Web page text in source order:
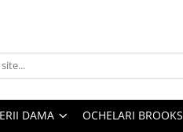
DAMA OCHELARI BROOKS